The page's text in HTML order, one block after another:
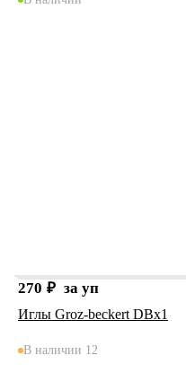
270 ₽ за уп
Иглы Groz-beckert DBx1
В наличии 12